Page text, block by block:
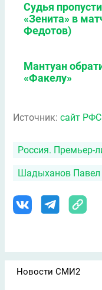
Судья
«Зенита» в
Федотов)
Мантуан
«Факелу»
Источник: сайт РФС
Россия. Премьер-
Шадыханов Павел
Новости СМИ2